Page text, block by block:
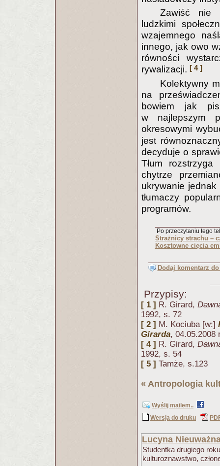
Zawiść nie
ludzkimi
wzajemnego
innego, jak owo
równości
rywalizacji. [ 4 ]
Kolektywny
na
bowiem jak
w najlepszym
okresowymi
jest
decyduje o
Tłum
chytrze
ukrywanie
tłumaczy
programów.
Po przeczytaniu tego
Strażnicy strachu –
Kosztowne cięcia
Dodaj komentarz
Przypisy:
[ 1 ] R. Girard,
1992, s. 72
[ 2 ] M. Kociuba [w:]
Girarda, 04.05.2008
[ 4 ] R. Girard,
1992, s. 54
[ 5 ] Tamże, s.123
« Antropologia
Wyślij mailem..
Wersja do druku
Lucyna
Studentka drugiego
kulturoznawstwo,